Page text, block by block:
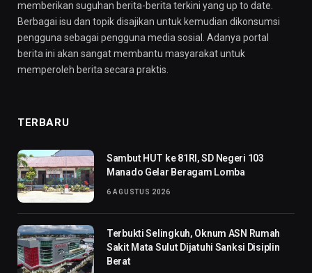
memberikan suguhan berita-berita terkini yang up to date.
Berbagai isu dan topik disajikan untuk kemudian dikonsumsi
pengguna sebagai pengguna media sosial. Adanya portal
berita ini akan sangat membantu masyarakat untuk
memperoleh berita secara praktis.
TERBARU
Sambut HUT ke 81RI, SD Negeri 103
Manado Gelar Beragam Lomba
6 AGUSTUS 2026
Terbukti Selingkuh, Oknum ASN Rumah
Sakit Mata Sulut Dijatuhi Sanksi Disiplin
Berat